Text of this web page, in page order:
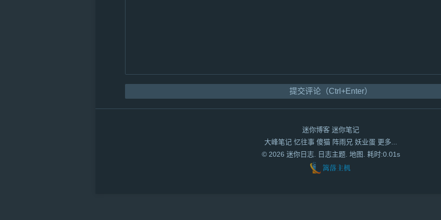
提交评论（Ctrl+Enter）
迷你博客 迷你笔记
大峰笔记 忆往事 傻猫 阵雨兄 妖业蛋 更多...
© 2026 迷你日志. 日志主题. 地图 . 耗时:0.01s